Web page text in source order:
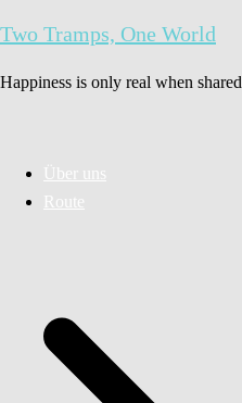
Two Tramps, One World
Happiness is only real when shared
Über uns
Route